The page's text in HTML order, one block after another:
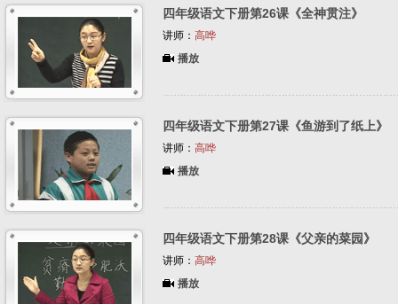
四年级语文下册第26课《全神贯注》
讲师： 高哗
播放
四年级语文下册第27课《鱼游到了纸上》
讲师： 高哗
播放
四年级语文下册第28课《父亲的菜园》
讲师： 高哗
播放